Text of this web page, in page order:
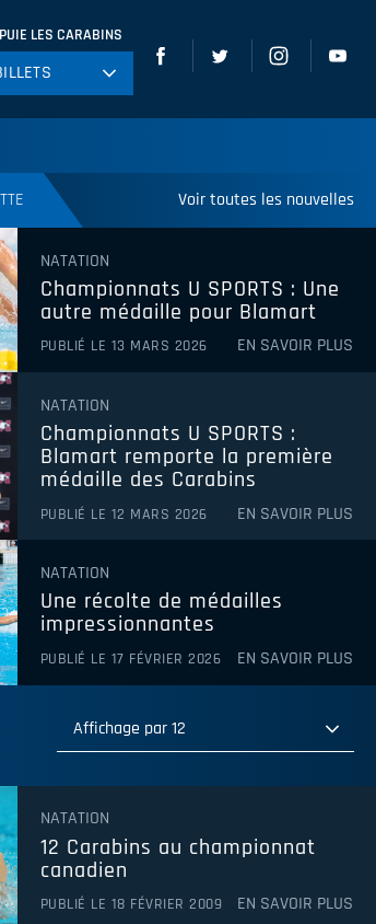
LES CARABINS
Voir toutes les nouvelles
NATATION
Championnats U SPORTS : Une
autre médaille pour Blamart
PUBLIÉ LE 13 MARS 2026 EN SAVOIR PLUS
NATATION
Championnats U SPORTS :
Blamart remporte la première
médaille des Carabins
PUBLIÉ LE 12 MARS 2026 EN SAVOIR PLUS
NATATION
Une récolte de médailles
impressionnantes
PUBLIÉ LE 17 FÉVRIER 2026 EN SAVOIR PLUS
Affichage par 12
Affichage par 24
Affichage par 36
NATATION
12 Carabins au championnat
canadien
PUBLIÉ LE 18 FÉVRIER 2009 EN SAVOIR PLUS